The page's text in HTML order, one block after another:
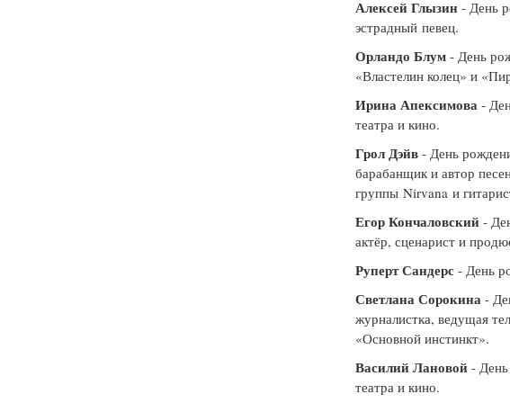
Алексей Глызин - День
эстрадный певец.
Орландо Блум - День
«Властелин колец» и
Ирина Апексимова -
театра и кино.
Грол Дэйв - День
барабанщик и автор
группы Nirvana и
Егор Кончаловский -
актёр, сценарист и
Руперт Сандерс - День
Светлана Сорокина -
журналистка, ведущая
«Основной инстинкт».
Василий Лановой -
театра и кино.